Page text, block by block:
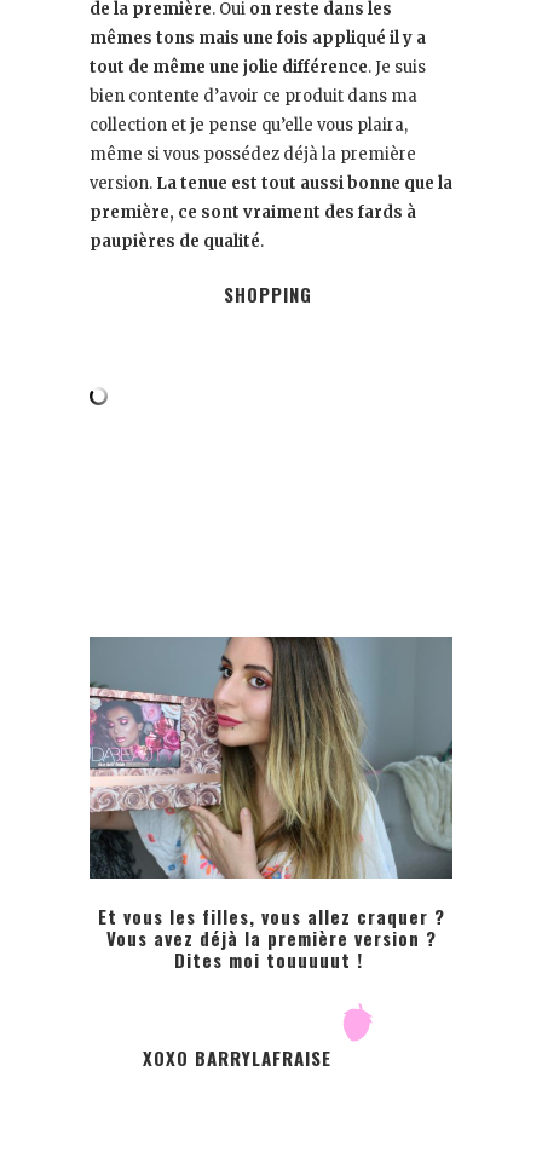
de la première. Oui on reste dans les
mêmes tons mais une fois appliqué il y a
tout de même une jolie différence. Je suis
bien contente d’avoir ce produit dans ma
collection et je pense qu’elle vous plaira,
même si vous possédez déjà la première
version. La tenue est tout aussi bonne que la
première, ce sont vraiment des fards à
paupières de qualité.
SHOPPING
Et vous les filles, vous allez craquer ?
Vous avez déjà la première version ?
Dites moi touuuuut !
XOXO BARRYLAFRAISE